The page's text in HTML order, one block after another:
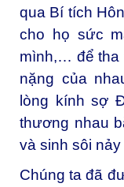
qua Bí tích
cho họ sức
mình,… để tha
nặng của
lòng kính sợ
thương nhau
và sinh sôi nảy
Chúng ta đã